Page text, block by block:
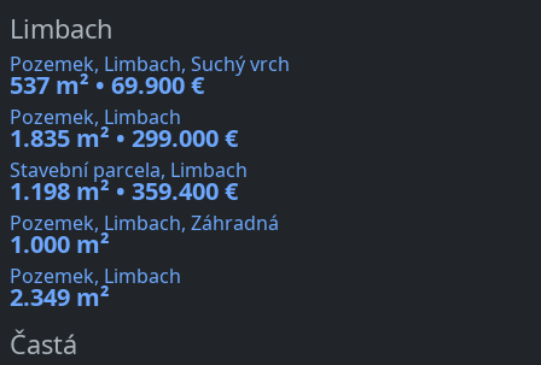
Limbach
Pozemek, Limbach, Suchý vrch
537 m² • 69.900 €
Pozemek, Limbach
1.835 m² • 299.000 €
Stavební parcela, Limbach
1.198 m² • 359.400 €
Pozemek, Limbach, Záhradná
1.000 m²
Pozemek, Limbach
2.349 m²
Častá